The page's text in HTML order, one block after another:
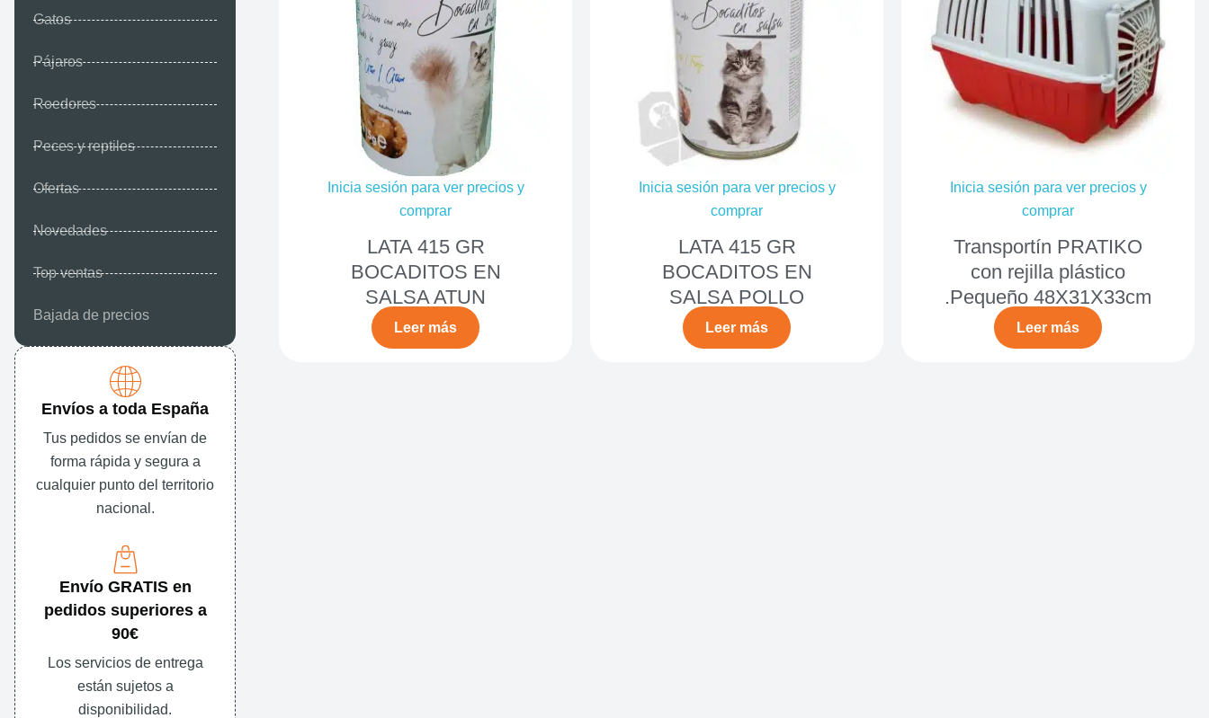
Gatos
Pájaros
Roedores
Peces y reptiles
Ofertas
Novedades
Top ventas
Bajada de precios
Envíos a toda España
Tus pedidos se envían de
forma rápida y segura a
cualquier punto del territorio
nacional.
Envío GRATIS en
pedidos superiores a
90€
Los servicios de entrega
están sujetos a
disponibilidad.
Inicia sesión para ver precios y
comprar
LATA 415 GR
BOCADITOS EN
SALSA ATUN
Leer más
Inicia sesión para ver precios y
comprar
LATA 415 GR
BOCADITOS EN
SALSA POLLO
Leer más
Inicia sesión para ver precios y
comprar
Transportín PRATIKO
con rejilla plástico
.Pequeño 48X31X33cm
Leer más